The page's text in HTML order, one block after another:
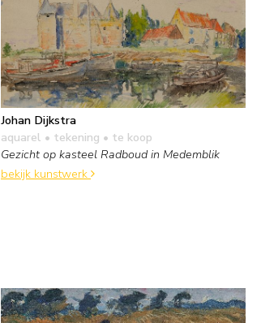
Johan Dijkstra
aquarel • tekening • te koop
Gezicht op kasteel Radboud in Medemblik
bekijk kunstwerk